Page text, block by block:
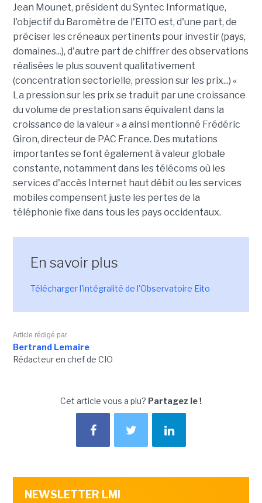
Jean Mounet, président du Syntec Informatique,
l'objectif du Baromètre de l'EITO est, d'une part, de
préciser les créneaux pertinents pour investir (pays,
domaines...), d'autre part de chiffrer des observations
réalisées le plus souvent qualitativement
(concentration sectorielle, pression sur les prix...) «
La pression sur les prix se traduit par une croissance
du volume de prestation sans équivalent dans la
croissance de la valeur » a ainsi mentionné Frédéric
Giron, directeur de PAC France. Des mutations
importantes se font également à valeur globale
constante, notamment dans les télécoms où les
services d'accès Internet haut débit ou les services
mobiles compensent juste les pertes de la
téléphonie fixe dans tous les pays occidentaux.
En savoir plus
Télécharger l'intégralité de l'Observatoire Eito
Article rédigé par
Bertrand Lemaire
Rédacteur en chef de CIO
Cet article vous a plu? Partagez le !
NEWSLETTER LMI